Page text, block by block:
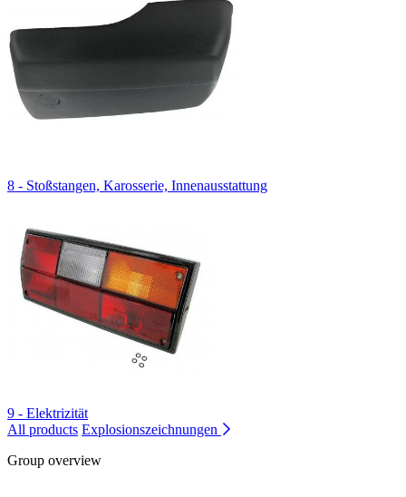
8 - Stoßstangen, Karosserie, Innenausstattung
9 - Elektrizität
All products Explosionszeichnungen
Group overview